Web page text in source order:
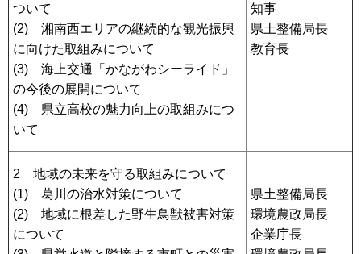
ついて
(2) 湘南西エリアの継続的な観光振興
に向けた取組みについて
(3) 海上交通「かながわシーライド」
の今後の展開について
(4) 県立高校の魅力向上の取組みにつ
いて
知事
県土整備局長
教育長
2 地域の未来を守る取組みについて
(1) 葛川の治水対策について
(2) 地域に根差した野生鳥獣被害対策
について
県土整備局長
環境農政局長
企業庁長